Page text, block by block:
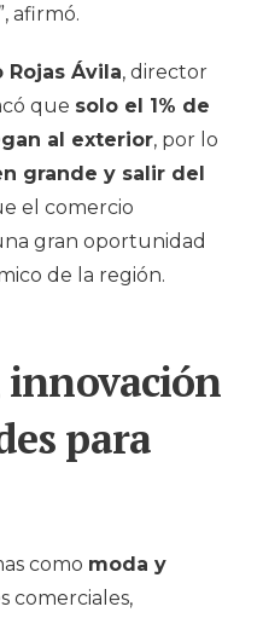
afirmó.
Rojas Ávila, director
que solo el 1% de
al exterior, por lo
grande y salir del
el comercio
gran oportunidad
de la región.
innovación
para
como moda y
comerciales,